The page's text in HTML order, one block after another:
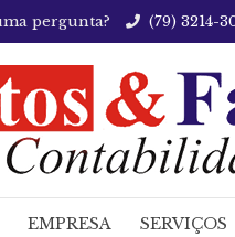
pergunta? (79) 3214-
EMPRESA SERVIÇOS